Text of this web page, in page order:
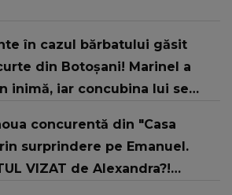
în cazul bărbatului găsit
din Botoșani! Marinel a
inimă, iar concubina lui se
concurentă din "Casa
surprindere pe Emanuel.
VIZAT de Alexandra?!